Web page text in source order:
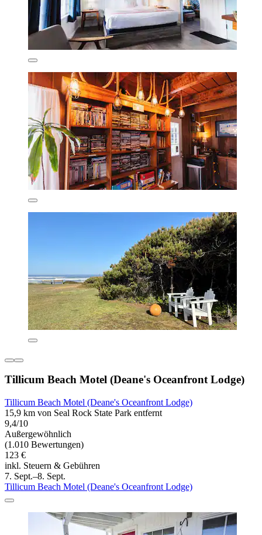
Tillicum Beach Motel (Deane's Oceanfront Lodge)
Tillicum Beach Motel (Deane's Oceanfront Lodge)
15,9 km von Seal Rock State Park entfernt
9,4/10
Außergewöhnlich
(1.010 Bewertungen)
123 €
inkl. Steuern & Gebühren
7. Sept.–8. Sept.
Tillicum Beach Motel (Deane's Oceanfront Lodge)